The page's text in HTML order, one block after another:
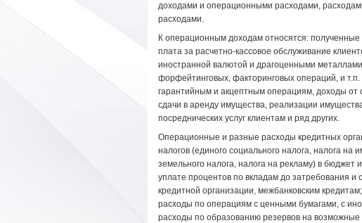
доходами и операционными расходами,
расходами.
К операционным доходам относятся:
плата за расчетно-кассовое обслуживание
иностранной валютой и драгоценными
форфейтинговых, факторинговых операций, и
гарантийным и акцептным операциям, доходы от
сдачи в аренду имущества, реализации
посреднических услуг клиентам и ряд других.
Операционные и разные расходы кредитных
налогов (единого социального налога, налога на
земельного налога, налога на рекламу) в
уплате процентов по вкладам до затребования
кредитной организации, межбанковским
расходы по операциям с ценными бумагами, с
расходы по образованию резервов на